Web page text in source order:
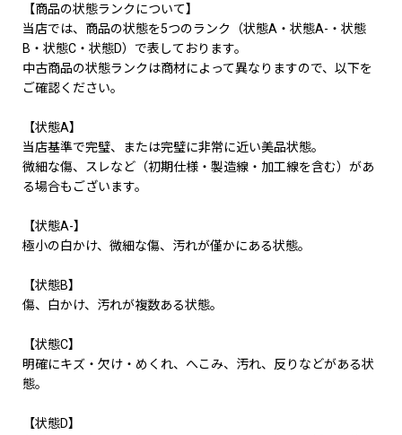
【商品の状態ランクについて】
当店では、商品の状態を5つのランク（状態A・状態A-・状態
B・状態C・状態D）で表しております。
中古商品の状態ランクは商材によって異なりますので、以下を
ご確認ください。
【状態A】
当店基準で完璧、または完璧に非常に近い美品状態。
微細な傷、スレなど（初期仕様・製造線・加工線を含む）があ
る場合もございます。
【状態A-】
極小の白かけ、微細な傷、汚れが僅かにある状態。
【状態B】
傷、白かけ、汚れが複数ある状態。
【状態C】
明確にキズ・欠け・めくれ、へこみ、汚れ、反りなどがある状
態。
【状態D】